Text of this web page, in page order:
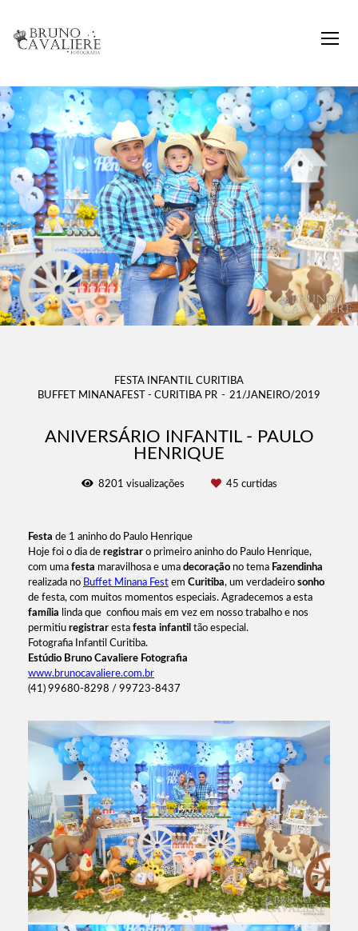
FESTA INFANTIL CURITIBA
BUFFET MINANAFEST - CURITIBA PR
21/JANEIRO/2019
ANIVERSÁRIO INFANTIL - PAULO
HENRIQUE
8201 visualizações 45 curtidas
Festa de 1 aninho do Paulo Henrique
Hoje foi o dia de registrar o primeiro aninho do Paulo Henrique,
com uma festa maravilhosa e uma decoração no tema Fazendinha
realizada no Buffet Minana Fest em Curitiba, um verdadeiro sonho
de festa, com muitos momentos especiais. Agradecemos a esta
família linda que confiou mais em vez em nosso trabalho e nos
permitiu registrar esta festa infantil tão especial.
Fotografia Infantil Curitiba.
Estúdio Bruno Cavaliere Fotografia
www.brunocavaliere.com.br
(41) 99680-8298 / 99723-8437